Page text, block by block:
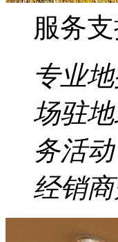
服务
专业
场驻
务活
经销